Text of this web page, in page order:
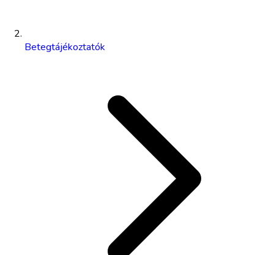
Betegtájékoztatók